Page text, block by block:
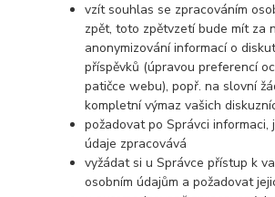
vzít souhlas se zpracováním
zpět, toto zpětvzetí bude mít za
anonymizování informací o
příspěvků (úpravou preferencí
patičce webu), popř. na slovní
kompletní výmaz vašich
požadovat po Správci informaci,
údaje zpracovává
vyžádat si u Správce přístup k
osobním údajům a požadovat